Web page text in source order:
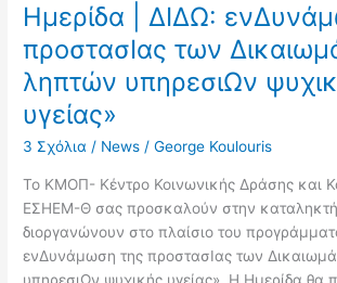
Ημερίδα | ΔΙΔΩ:
προστασΙας των
ληπτών υπηρεσιΩν
υγείας»
3 Σχόλια / News /George Koulouris
Το ΚΜΟΠ- Κέντρο Κοινωνικής Δράσης και
ΕΣΗΕΜ-Θ σας προσκαλούν στην
διοργανώνουν στο πλαίσιο του
ενΔυνάμωση της προστασΙας των
ψυχικής
υγείας»